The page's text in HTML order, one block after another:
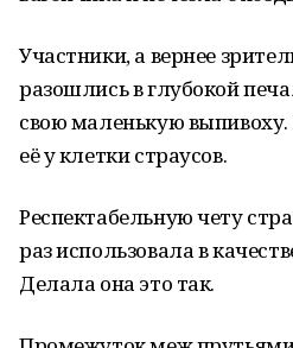
Участники, а вернее
разошлись в глубокой
свою маленькую
её у клетки страусов.
Респектабельную чету
раз использовала в
Делала она это так.